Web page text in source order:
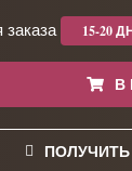
заказа 15-20
В